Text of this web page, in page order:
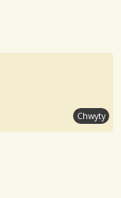
Chwyty